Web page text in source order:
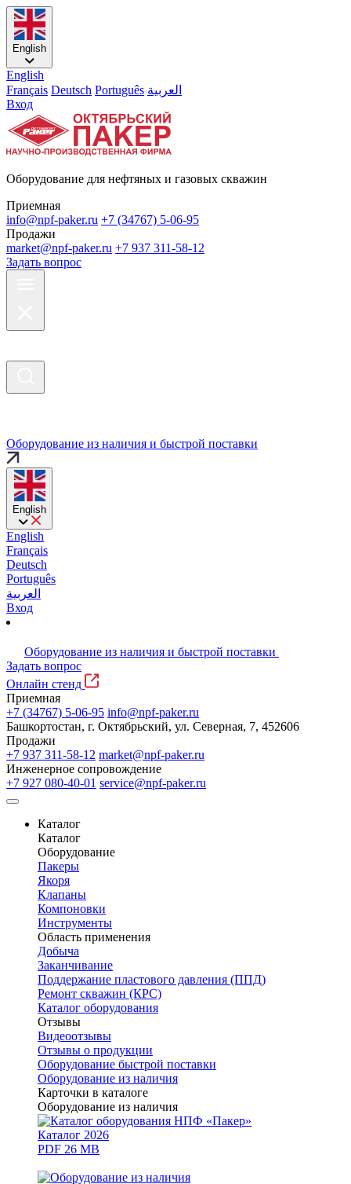
English
English
Français Deutsch Português العربية
Вход
Оборудование для нефтяных и газовых скважин
Приемная
info@npf-paker.ru +7 (34767) 5-06-95
Продажи
market@npf-paker.ru +7 937 311-58-12
Задать вопрос
Оборудование из наличия и быстрой поставки
English
English
Français
Deutsch
Português
العربية
Вход
Оборудование из наличия и быстрой поставки
Задать вопрос
Онлайн стенд
Приемная
+7 (34767) 5-06-95 info@npf-paker.ru
Башкортостан, г. Октябрьский, ул. Северная, 7, 452606
Продажи
+7 937 311-58-12 market@npf-paker.ru
Инженерное сопровождение
+7 927 080-40-01 service@npf-paker.ru
Каталог
Каталог
Оборудование
Пакеры
Якоря
Клапаны
Компоновки
Инструменты
Область применения
Добыча
Заканчивание
Поддержание пластового давления (ППД)
Ремонт скважин (КРС)
Каталог оборудования
Отзывы
Видеоотзывы
Отзывы о продукции
Оборудование быстрой поставки
Оборудование из наличия
Карточки в каталоге
Оборудование из наличия
Каталог 2026
PDF 26 MB